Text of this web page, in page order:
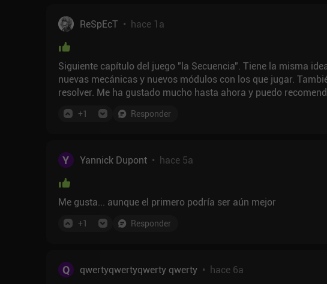
ReSpEcT • hace 1a
Siguiente capítulo del juego "la Secuencia". Tiene la misma
nuevas mecánicas y nuevos módulos con los que jugar.
resolver. Me ha gustado mucho hasta ahora y puedo
+1 Responder
Y Yannick Dupont• hace 5a
Me gusta... aunque el primero podría ser aún mejor
+1 Responder
Q qwertyqwertyqwerty qwerty• hace 6a